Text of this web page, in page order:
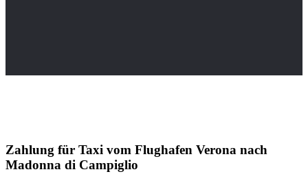
Zahlung für Taxi vom Flughafen Verona nach
Madonna di Campiglio